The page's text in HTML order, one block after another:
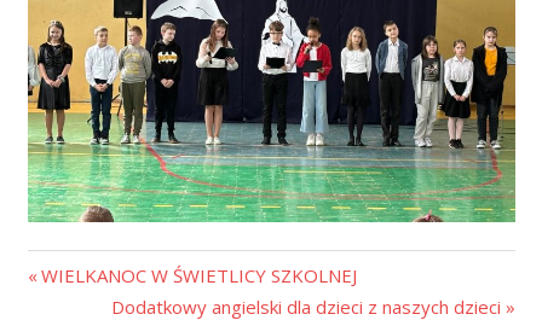
WIELKANOC W ŚWIETLICY SZKOLNEJ
Dodatkowy angielski dla dzieci z naszych dzieci